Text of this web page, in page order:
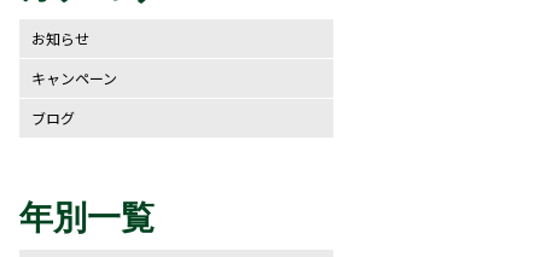
お知らせ
キャンペーン
ブログ
年別一覧